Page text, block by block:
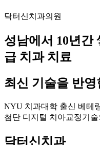
닥터신치과의원
성남에서 10년간
급 치과 치료
최신 기술을 반영
NYU 치과대학 출신 베테
첨단 디지털 치아교정기
닥터신치과